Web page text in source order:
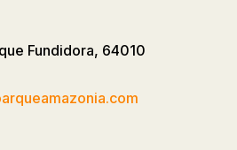
Fundidora, 64010